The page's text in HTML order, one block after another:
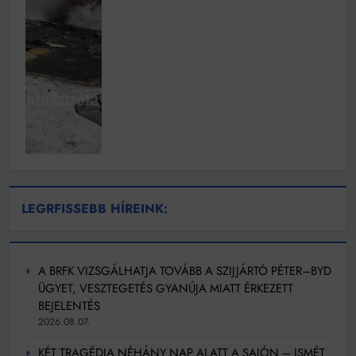
LEGRFISSEBB HÍREINK:
A BRFK VIZSGÁLHATJA TOVÁBB A SZIJJÁRTÓ PÉTER–BYD
ÜGYET, VESZTEGETÉS GYANÚJA MIATT ÉRKEZETT
BEJELENTÉS
2026.08.07.